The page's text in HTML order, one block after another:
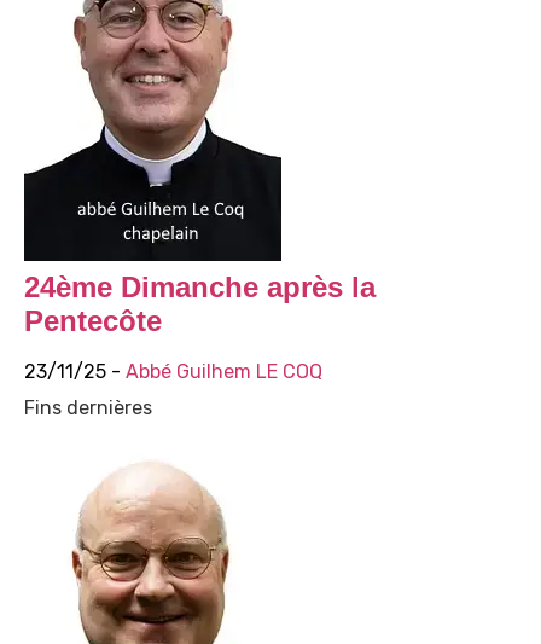
24ème Dimanche après la
Pentecôte
23/11/25 - Abbé Guilhem LE COQ
Fins dernières